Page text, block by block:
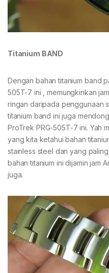
Titanium BAND
Dengan bahan titanium band
505T-7 ini , memungkinkan
ringan daripada penggunaan
titanium band ini juga
ProTrek PRG-505T-7 ini. Yah
yang kita ketahui bahan
stainless steel dan yang
bahan titanium ini dijamin jam
juga.